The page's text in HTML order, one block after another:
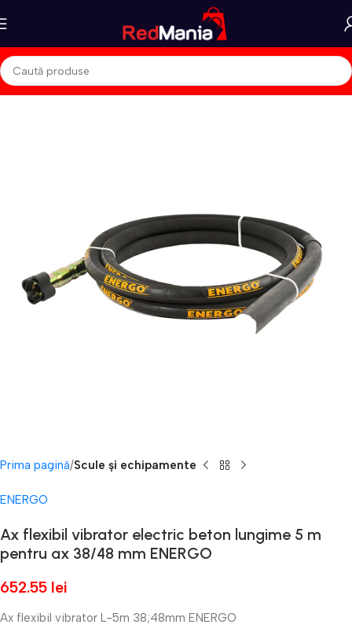
Prima pagină Scule și echipamente
ENERGO
Ax flexibil vibrator electric beton lungime 5 m
pentru ax 38/48 mm ENERGO
652.55 lei
Ax flexibil vibrator L-5m 38;48mm ENERGO